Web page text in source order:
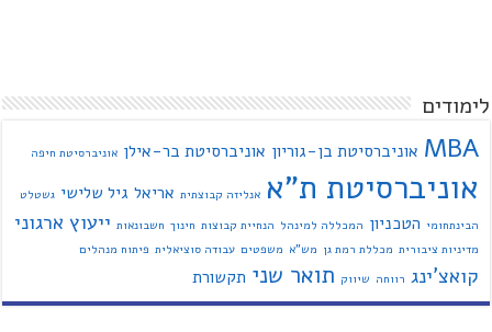
לימודים
MBA אוניברסיטת בן-גוריון אוניברסיטת בר-אילן אוניברסיטת חיפה
אוניברסיטת ת"א אנליזה קבוצתית אריאל גיל שלישי גשטלט
הבינתחומי הטכניון המכללה למינהל הנחיית קבוצות חינוך חשבונאות ייעוץ ארגוני
מדיניות ציבורית מכללת רמת גן מש"א משפטים עבודה סוציאלית פיתוח מנהלים
קואצ'ינג רווחה שיווק תואר שני תקשורת